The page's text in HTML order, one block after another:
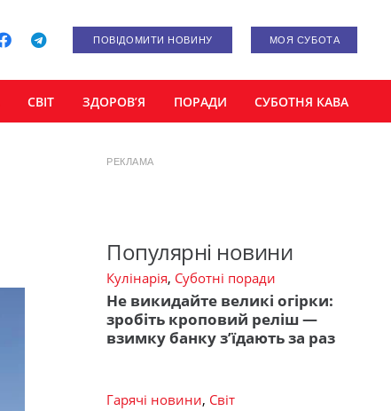
ПОВІДОМИТИ НОВИНУ МОЯ СУБОТА
СВІТ ЗДОРОВ’Я ПОРАДИ СУБОТНЯ КАВА
РЕКЛАМА
Популярні новини
Кулінарія, Суботні поради
Не викидайте великі огірки:
зробіть кроповий реліш —
взимку банку з’їдають за раз
Гарячі новини, Світ